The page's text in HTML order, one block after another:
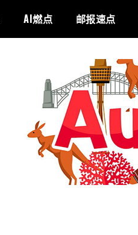
AI燃点 邮报速点